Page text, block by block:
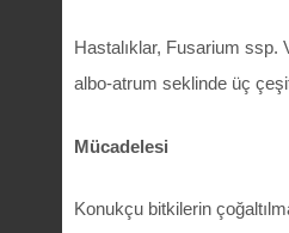
Hastalıklar, Fusarium ssp.
albo-atrum seklinde üç
Mücadelesi
Konukçu bitkilerin